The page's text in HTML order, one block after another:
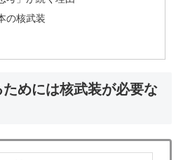
の核武装
めには核武装が必要な